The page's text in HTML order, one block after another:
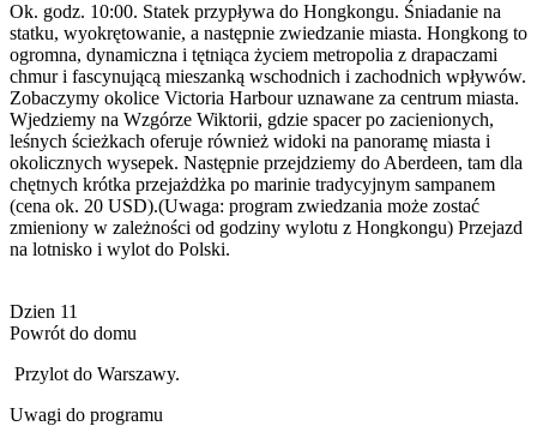
Ok. godz. 10:00. Statek przypływa do Hongkongu. Śniadanie na
statku, wyokrętowanie, a następnie zwiedzanie miasta. Hongkong to
ogromna, dynamiczna i tętniąca życiem metropolia z drapaczami
chmur i fascynującą mieszanką wschodnich i zachodnich wpływów.
Zobaczymy okolice Victoria Harbour uznawane za centrum miasta.
Wjedziemy na Wzgórze Wiktorii, gdzie spacer po zacienionych,
leśnych ścieżkach oferuje również widoki na panoramę miasta i
okolicznych wysepek. Następnie przejdziemy do Aberdeen, tam dla
chętnych krótka przejażdżka po marinie tradycyjnym sampanem
(cena ok. 20 USD).(Uwaga: program zwiedzania może zostać
zmieniony w zależności od godziny wylotu z Hongkongu) Przejazd
na lotnisko i wylot do Polski.
Dzien 11
Powrót do domu
Przylot do Warszawy.
Uwagi do programu